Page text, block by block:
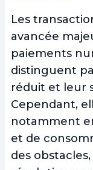
Les
avancée
paiements
distinguent
réduit et leur
Cependant,
notamment
et de
des obstacles,